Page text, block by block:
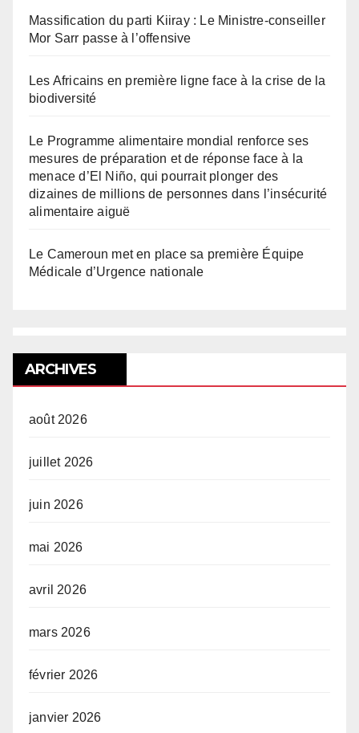
Massification du parti Kiiray : Le Ministre-conseiller
Mor Sarr passe à l’offensive
Les Africains en première ligne face à la crise de la
biodiversité
Le Programme alimentaire mondial renforce ses
mesures de préparation et de réponse face à la
menace d’El Niño, qui pourrait plonger des
dizaines de millions de personnes dans l’insécurité
alimentaire aiguë
Le Cameroun met en place sa première Équipe
Médicale d’Urgence nationale
ARCHIVES
août 2026
juillet 2026
juin 2026
mai 2026
avril 2026
mars 2026
février 2026
janvier 2026